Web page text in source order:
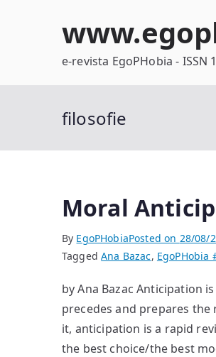
e-revista EgoPHobia - ISSN
filosofie
Moral
By EgoPHobiaPosted on 28/08/
TaggedAna Bazac, EgoPHobia
by Ana Bazac Anticipation
precedes and prepares
it, anticipation is a rapid
the best choice/the best